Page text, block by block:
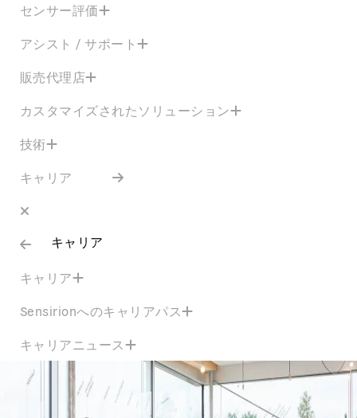
センサー評価
アシスト / サポート
販売代理店
カスタマイズされたソリューション
技術
キャリア
キャリア
キャリア
Sensirionへのキャリアパス
キャリアニュース